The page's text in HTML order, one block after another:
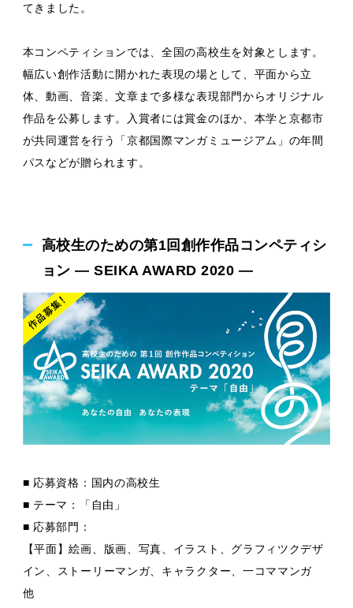
てきました。
本コンペティションでは、全国の高校生を対象とします。
幅広い創作活動に開かれた表現の場として、平面から立
体、動画、音楽、文章まで多様な表現部門からオリジナル
作品を公募します。入賞者には賞金のほか、本学と京都市
が共同運営を行う「京都国際マンガミュージアム」の年間
パスなどが贈られます。
高校生のための第1回創作作品コンペティシ
ョン — SEIKA AWARD 2020 —
■ 応募資格：国内の高校生
■ テーマ：「自由」
■ 応募部門：
【平面】絵画、版画、写真、イラスト、グラフィツクデザ
イン、ストーリーマンガ、キャラクター、一コママンガ
他